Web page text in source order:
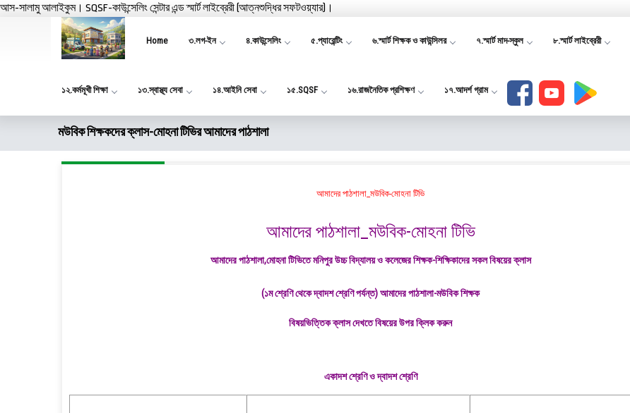
আস-সালামু আলাইকুম। SQSF-কাউন্সেলিং সেন্টার এন্ড স্মার্ট লাইব্রেরী (আত্নশুদ্ধির সফটওয়্যার)।
Home ৩.লগ-ইন ৪.কাউন্সেলিং ৫.প্যারেন্টিং ৬.স্মার্ট শিক্ষক ও কাউন্সিলর ৭.স্মার্ট মাদ-স্কুল ৮.স্মার্ট লাইব্রেরী
১২.কর্মমূখী শিক্ষা ১৩.স্বাস্থ্য সেবা ১৪.আইনি সেবা ১৫.SQSF ১৬.রাজনৈতিক প্রশিক্ষণ ১৭.আদর্শ গ্রাম
মউবিক শিক্ষকদের ক্লাস-মোহনা টিভির আমাদের পাঠশালা
আমাদের পাঠশালা_মউবিক-মোহনা টিভি
আমাদের পাঠশালা_মউবিক-মোহনা টিভি
আমাদের পাঠশালা,মোহনা টিভিতে মনিপুর উচ্চ বিদ্যালয় ও কলেজের শিক্ষক-শিক্ষিকাদের সকল বিষয়ের ক্লাস
(১ম শ্রেণি থেকে দ্বাদশ শ্রেণি পর্যন্ত) আমাদের পাঠশালা-মউবিক শিক্ষক
বিষয়ভিত্তিক ক্লাস দেখতে বিষয়ের উপর ক্লিক করুন
একাদশ শ্রেণি ও দ্বাদশ শ্রেণি